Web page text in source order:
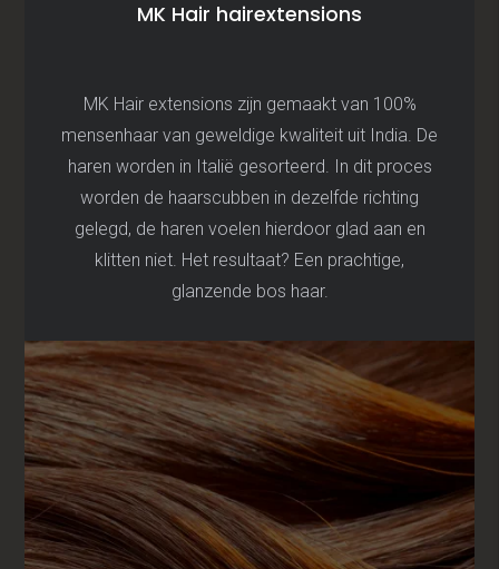
MK Hair hairextensions
MK Hair extensions zijn gemaakt van 100%
mensenhaar van geweldige kwaliteit uit India. De
haren worden in Italië gesorteerd. In dit proces
worden de haarscubben in dezelfde richting
gelegd, de haren voelen hierdoor glad aan en
klitten niet. Het resultaat? Een prachtige,
glanzende bos haar.